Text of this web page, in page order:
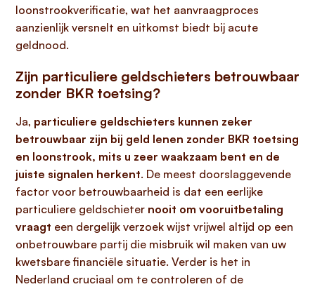
loonstrookverificatie, wat het aanvraagproces
aanzienlijk versnelt en uitkomst biedt bij acute
geldnood.
Zijn particuliere geldschieters betrouwbaar
zonder BKR toetsing?
Ja, particuliere geldschieters kunnen zeker
betrouwbaar zijn bij geld lenen zonder BKR toetsing
en loonstrook, mits u zeer waakzaam bent en de
juiste signalen herkent. De meest doorslaggevende
factor voor betrouwbaarheid is dat een eerlijke
particuliere geldschieter nooit om vooruitbetaling
vraagt een dergelijk verzoek wijst vrijwel altijd op een
onbetrouwbare partij die misbruik wil maken van uw
kwetsbare financiële situatie. Verder is het in
Nederland cruciaal om te controleren of de